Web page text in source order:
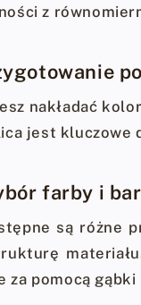
z
nakładać
jest kluczowe
farby i
są różne
za pomocą